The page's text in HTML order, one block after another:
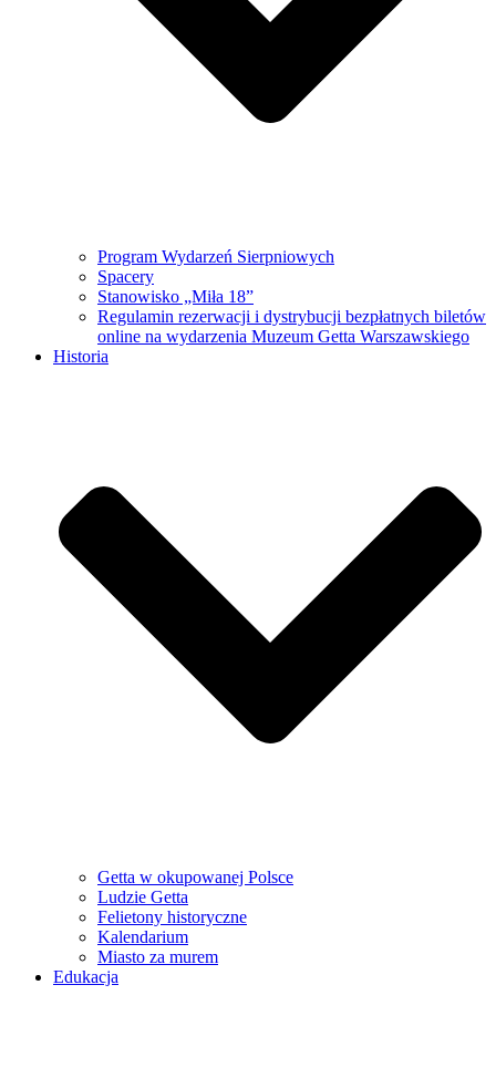
Program Wydarzeń Sierpniowych
Spacery
Stanowisko „Miła 18”
Regulamin rezerwacji i dystrybucji bezpłatnych biletów
online na wydarzenia Muzeum Getta Warszawskiego
Historia
Getta w okupowanej Polsce
Ludzie Getta
Felietony historyczne
Kalendarium
Miasto za murem
Edukacja